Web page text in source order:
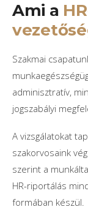
Ami a
Szakmai
adminisztratív,
jogszabályi
A vizsgálatokat
szakorvosaink
szerint a
HR-riportálás
formában készül.